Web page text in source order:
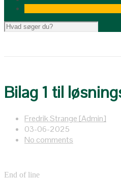
Bilag 1 til
Fredrik Strange [Admin]
03-06-2025
No comments
End of line